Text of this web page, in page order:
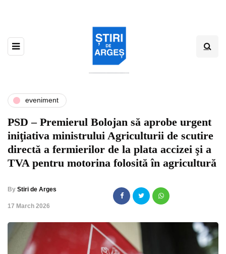
eveniment
PSD – Premierul Bolojan să aprobe urgent
iniţiativa ministrului Agriculturii de scutire
directă a fermierilor de la plata accizei şi a
TVA pentru motorina folosită în agricultură
By Stiri de Arges
,17 March 2026